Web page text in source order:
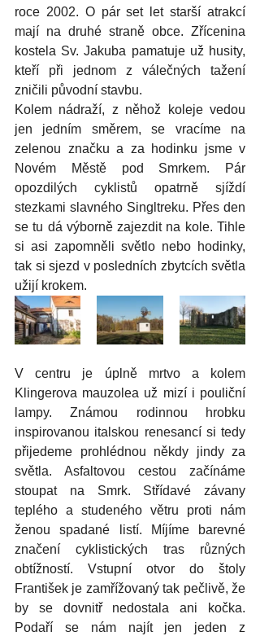
roce 2002. O pár set let starší atrakcí
mají na druhé straně obce. Zřícenina
kostela Sv. Jakuba pamatuje už husity,
kteří při jednom z válečných tažení
zničili původní stavbu.
Kolem nádraží, z něhož koleje vedou
jen jedním směrem, se vracíme na
zelenou značku a za hodinku jsme v
Novém Městě pod Smrkem. Pár
opozdilých cyklistů opatrně sjíždí
stezkami slavného Singltreku. Přes den
se tu dá výborně zajezdit na kole. Tihle
si asi zapomněli světlo nebo hodinky,
tak si sjezd v posledních zbytcích světla
užijí krokem.
V centru je úplně mrtvo a kolem
Klingerova mauzolea už mizí i pouliční
lampy. Známou rodinnou hrobku
inspirovanou italskou renesancí si tedy
přijedeme prohlédnou někdy jindy za
světla. Asfaltovou cestou začínáme
stoupat na Smrk. Střídavé závany
teplého a studeného větru proti nám
ženou spadané listí. Míjíme barevné
značení cyklistických tras různých
obtížností. Vstupní otvor do štoly
František je zamřížovaný tak pečlivě, že
by se dovnitř nedostala ani kočka.
Podaří se nám najít jen jeden z